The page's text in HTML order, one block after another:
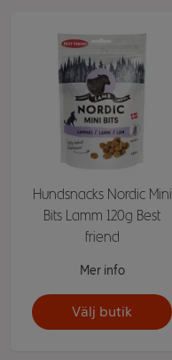
Hundsnacks Nordic Mini
Bits Lamm 120g Best
friend
Mer info
Välj butik